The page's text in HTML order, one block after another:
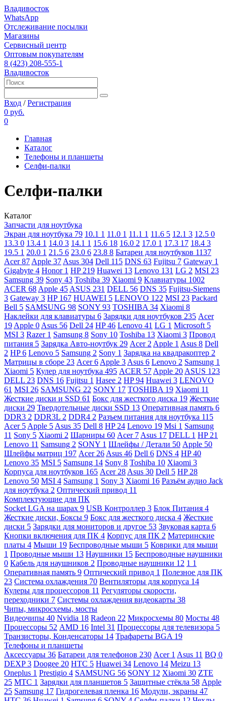
Владивосток
WhatsApp
Отслеживание посылки
Магазины
Сервисный центр
Оптовым покупателям
8 (423) 208-555-1
Владивосток
Вход /Регистрация
0 руб.
0
Главная
Каталог
Телефоны и планшеты
Селфи-палки
Селфи-палки
Каталог
Запчасти для ноутбука
Экран для ноутбука 79 10.1 1 11.0 1 11.1 1 11.6 5 12.1 3 12.5 0
13.3 0 13.4 1 14.0 3 14.1 1 15.6 18 16.0 2 17.0 1 17.3 17 18.4 3
19.5 1 20.0 1 21.5 6 23.0 6 23.8 8 Батареи для ноутбуков 1137
Acer87 Apple 37 Asus 304 Dell 115 DNS 63 Fujitsu 7 Gateway 1
Gigabyte 4 Honor 1 HP 219 Huawei 13 Lenovo 131 LG 2 MSI 23
Samsung 39 Sony 43 Toshiba 39 Xiaomi 9 Клавиатуры 1002
ACER 68 Apple 45 ASUS 231 DELL 56 DNS 35 Fujitsu-Siemens
3 Gateway 3 HP 167 HUAWEI 5 LENOVO 122 MSI 23 Packard
Bell 5 SAMSUNG 98 SONY 93 TOSHIBA 34 Xiaomi 8
Наклейки для клавиатуры 6 Зарядки для ноутбуков 235 Acer
19 Apple 0 Asus 56 Dell 24 HP46 Lenovo 41 LG 1 Microsoft 5
MSI 3 Razer 1 Samsung 8 Sony 10 Toshiba 13 Xiaomi 3 Провод
питания 5 Зарядка Авто-ноутбук 29 Acer 2 Apple 1 Asus 8 Dell
2 HP6 Lenovo 5 Samsung 2 Sony 1 Зарядка на квадракоптер 2
Матрицы в сборе 23 Acer6 Apple 3 Asus 6 Lenovo 2 Samsung 1
Xiaomi 5 Кулер для ноутбука 495 ACER 57 Apple 20 ASUS 123
DELL 23 DNS 16 Fujitsu 1 Hasee 2 HP94 Huawei 3 LENOVO
61 MSI 26 SAMSUNG 22 SONY 17 TOSHIBA 19 Xiaomi 11
Жесткие диски и SSD 61 Бокс для жесткого диска 19 Жесткие
диски 29 Твердотельные диски SSD 13 Оперативная память 6
DDR3 2 DDR3L 2 DDR4 2 Разъем питания для ноутбука 115
Acer 5 Apple 5 Asus 35 Dell 8 HP 24 Lenovo 19 Msi 1 Samsung
11 Sony 5 Xiaomi 2 Шарниры 60 Acer 7 Asus 17 DELL 1 HP 21
Lenovo 11 Samsung 2 SONY 1 Шлейфы / Детали 50 Apple 50
Шлейфы матриц 197 Acer 26 Asus 46 Dell 6 DNS 4 HP40
Lenovo 35 MSI 5 Samsung 14 Sony 8 Toshiba 10 Xiaomi 3
Корпуса для ноутбуков 165 Acer 28 Asus 30 Dell 5 HP 28
Lenovo 50 MSI 4 Samsung 1 Sony 3 Xiaomi 16 Разъём аудио Jack
для ноутбука 2 Оптический привод 11
Комплектующие для ПК
Socket LGA на шарах 9 USB Контроллер 3 Блок Питания 4
Жесткие диски, Боксы 9 Бокс для жесткого диска 4 Жесткие
диски 5 Зарядки для мониторов и другое 53 Звуковая карта 6
Кнопки включения для ПК 4 Корпус для ПК 2 Материнские
платы 4 Мыши 19 Беспроводные мыши 5 Коврики для мыши
1 Проводные мыши 13 Наушники 15 Беспроводные наушники
0 Кабель для наушников 2 Проводные наушники 12 1 1
Оперативная память 9 Оптический привод 1 Полезное для ПК
23 Система охлаждения 70 Вентиляторы для корпуса 14
Кулеры для процессоров 11 Регуляторы скорости,
переходники 7 Системы охлаждения видеокарты 38
Чипы, микросхемы, мосты
Видеочипы 40 Nvidia 18 Radeon 22 Микросхемы 80 Мосты 48
Процессоры 52 AMD 16 Intel 31 Процессоры для телевизора 5
Транзисторы, Конденсаторы 14 Трафареты BGA 19
Телефоны и планшеты
Аксессуары 36 Батареи для телефонов 230 Acer 1 Asus 11 BQ 0
DEXP3 Doogee 20 HTC 5 Huawei 34 Lenovo 14 Meizu 13
Oneplus 1 Prestigio 4 SAMSUNG 56 SONY 12 Xiaomi 30 ZTE
25 МТС 1 Зарядки для планшетов 5 Защитные стёкла 58 Apple
25 Samsung 17 Гидрогелевая пленка 16 Модули, экраны 47